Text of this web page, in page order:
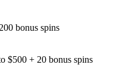
bonus spins
$500 + 20 bonus spins